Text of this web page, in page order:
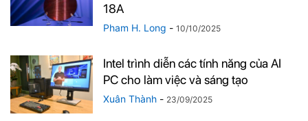
18A
Pham H. Long - 10/10/2025
Intel trình diễn các tính năng của AI
PC cho làm việc và sáng tạo
Xuân Thành - 23/09/2025